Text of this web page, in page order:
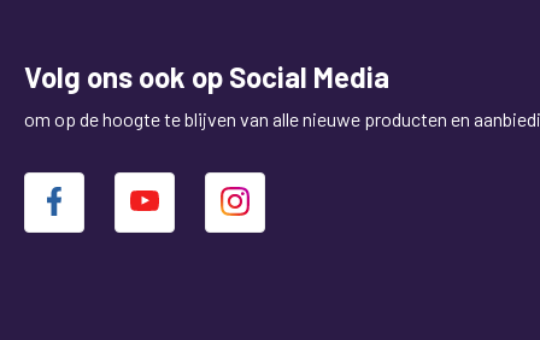
Volg ons ook op Social Media
om op de hoogte te blijven van alle nieuwe producten en